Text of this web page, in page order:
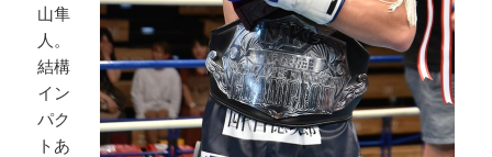
山隼
人。
結構
イン
パク
トあ